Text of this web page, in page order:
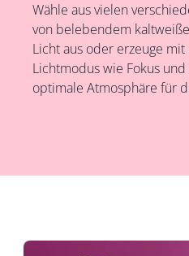
Wähle aus vielen
von belebendem
Licht aus oder erzeuge
Lichtmodus wie Fokus
optimale Atmosphäre für